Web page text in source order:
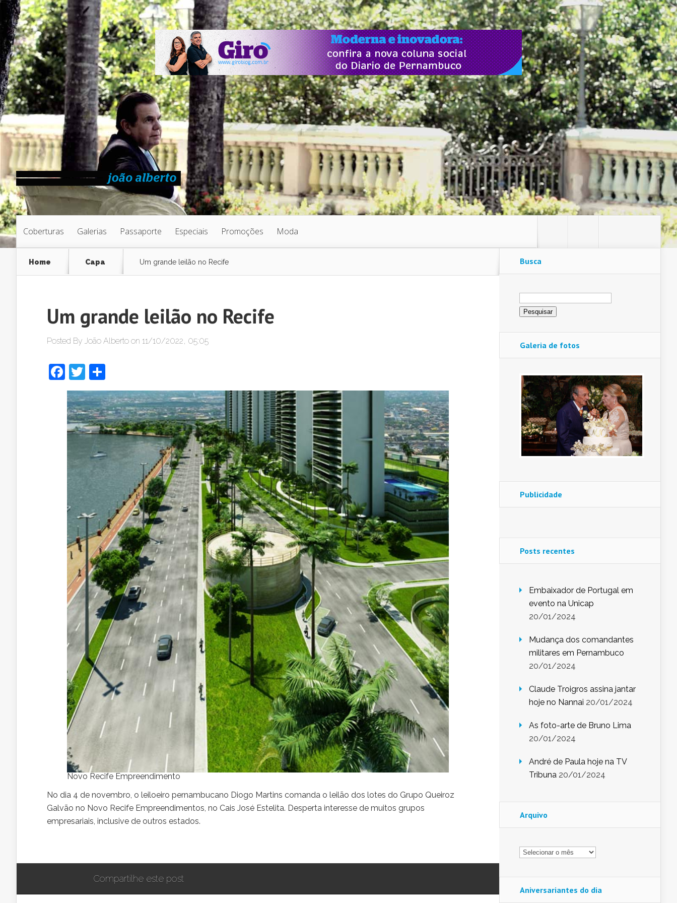
Coberturas Galerias Passaporte Especiais Promoções Moda
Home Capa Um grande leilão no Recife
Um grande leilão no Recife
Posted By João Alberto on 11/10/2022, 05:05
Facebook
Twitter
Novo Recife Empreendimento
No dia 4 de novembro, o leiloeiro pernambucano Diogo Martins comanda o leilão dos lotes do Grupo Queiroz
Galvão no Novo Recife Empreendimentos, no Cais José Estelita. Desperta interesse de muitos grupos
empresariais, inclusive de outros estados.
Compartilhe este post
Busca
Pesquisar
por:
Galeria de fotos
Publicidade
Posts recentes
Embaixador de Portugal em
evento na Unicap
20/01/2024
Mudança dos comandantes
militares em Pernambuco
20/01/2024
Claude Troigros assina jantar
hoje no Nannai 20/01/2024
As foto-arte de Bruno Lima
20/01/2024
André de Paula hoje na TV
Tribuna 20/01/2024
Arquivo
Arquivo
Aniversariantes do dia